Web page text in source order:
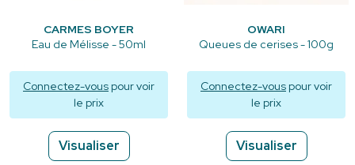
CARMES BOYER
Eau de Mélisse - 50ml
Connectez-vous pour voir
le prix
Visualiser
OWARI
Queues de cerises - 100g
Connectez-vous pour voir
le prix
Visualiser